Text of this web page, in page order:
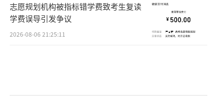
志愿规划机构被指标错学费致考生复读
学费误导引发争议
2026-08-06 21:25:11